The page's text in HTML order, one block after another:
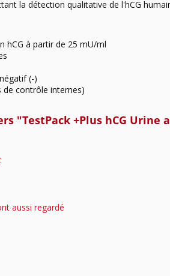
la détection qualitative de l'hCG
hCG à partir de 25 mU/ml
(-)
de contrôle internes)
"TestPack +Plus hCG Urine
aussi regardé